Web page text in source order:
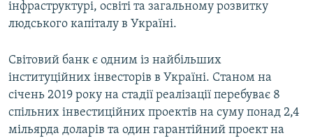
інфраструктурі, освіті та загальному розвитку
людського капіталу в Україні.
Світовий банк є одним із найбільших
інституційних інвесторів в Україні. Станом на
січень 2019 року на стадії реалізації перебуває 8
спільних інвестиційних проектів на суму понад 2,4
мільярда доларів та один гарантійний проект на